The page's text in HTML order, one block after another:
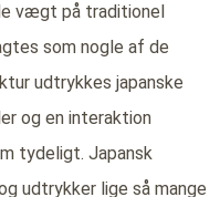
vægt på traditionel
som nogle af de
udtrykkes japanske
og en interaktion
tydeligt. Japansk
udtrykker lige så mange